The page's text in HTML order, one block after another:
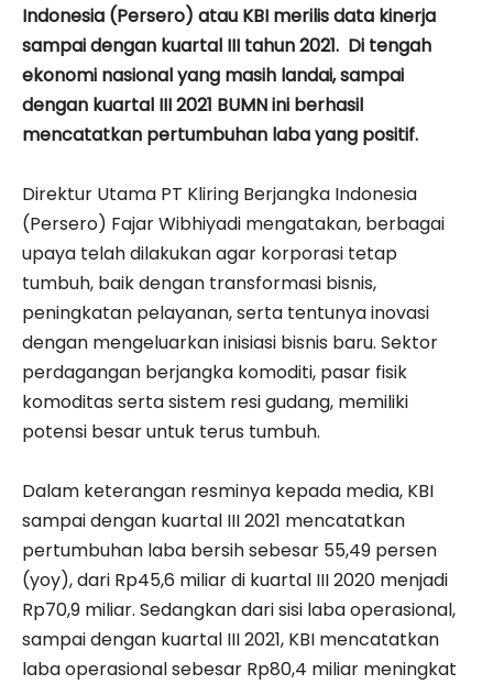
Indonesia (Persero) atau KBI merilis data kinerja
sampai dengan kuartal III tahun 2021. Di tengah
ekonomi nasional yang masih landai, sampai
dengan kuartal III 2021 BUMN ini berhasil
mencatatkan pertumbuhan laba yang positif.
Direktur Utama PT Kliring Berjangka Indonesia
(Persero) Fajar Wibhiyadi mengatakan, berbagai
upaya telah dilakukan agar korporasi tetap
tumbuh, baik dengan transformasi bisnis,
peningkatan pelayanan, serta tentunya inovasi
dengan mengeluarkan inisiasi bisnis baru. Sektor
perdagangan berjangka komoditi, pasar fisik
komoditas serta sistem resi gudang, memiliki
potensi besar untuk terus tumbuh.
Dalam keterangan resminya kepada media, KBI
sampai dengan kuartal III 2021 mencatatkan
pertumbuhan laba bersih sebesar 55,49 persen
(yoy), dari Rp45,6 miliar di kuartal III 2020 menjadi
Rp70,9 miliar. Sedangkan dari sisi laba operasional,
sampai dengan kuartal III 2021, KBI mencatatkan
laba operasional sebesar Rp80,4 miliar meningkat